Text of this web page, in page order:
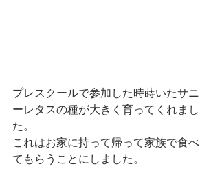
プレスクールで参加した時蒔いたサニ
ーレタスの種が大きく育ってくれまし
た。
これはお家に持って帰って家族で食べ
てもらうことにしました。